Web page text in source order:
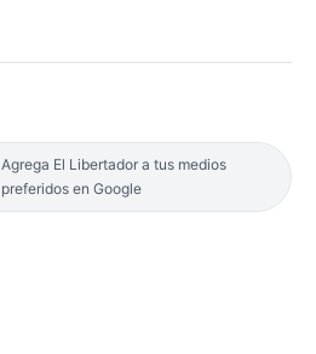
Agrega El Libertador a tus medios
preferidos en Google